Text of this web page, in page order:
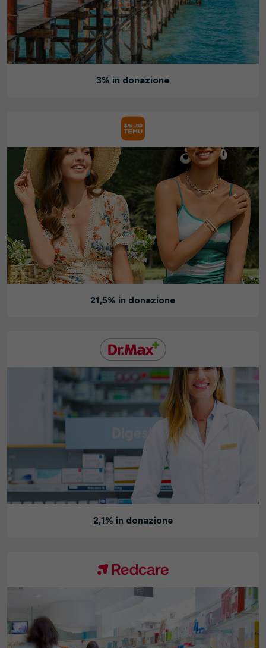
3% in donazione
21,5% in donazione
2,1% in donazione